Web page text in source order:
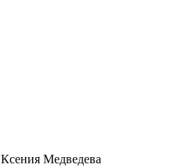
Ксения Медведева